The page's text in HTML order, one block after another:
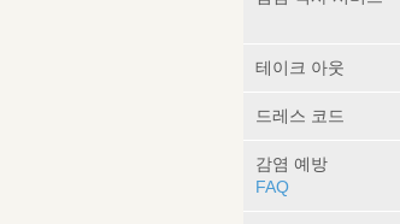
테이크 아웃
드레스 코드
감염 예방
FAQ